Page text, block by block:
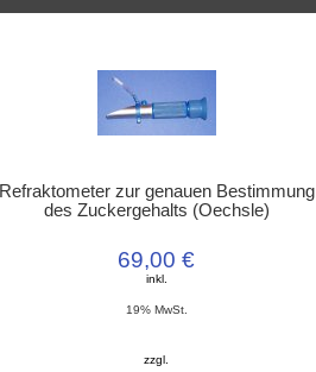
Refraktometer zur genauen Bestimmung
des Zuckergehalts (Oechsle)
69,00 €
inkl.
19% MwSt.
zzgl.